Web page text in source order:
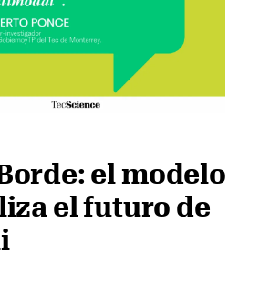
el modelo
el futuro de